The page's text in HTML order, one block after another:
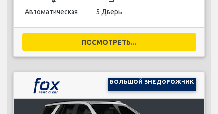
Автоматическая 5 Дверь
ПОСМОТРЕТЬ...
БОЛЬШОЙ ВНЕДОРОЖНИК